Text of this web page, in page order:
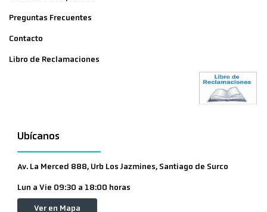
Preguntas Frecuentes
Contacto
Libro de Reclamaciones
Ubícanos
Av. La Merced 888, Urb Los Jazmines, Santiago de Surco
Lun a Vie 09:30 a 18:00 horas
Ver en Mapa